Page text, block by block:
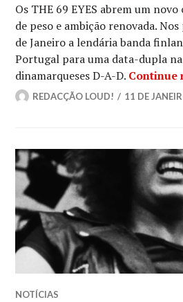
Os THE 69 EYES abrem um
de peso e ambição renovada.
de Janeiro a lendária banda
Portugal para uma data-dupla
dinamarqueses D-A-D. Continue
REDACÇÃO LOUD! 11 DE
NOTÍCIAS